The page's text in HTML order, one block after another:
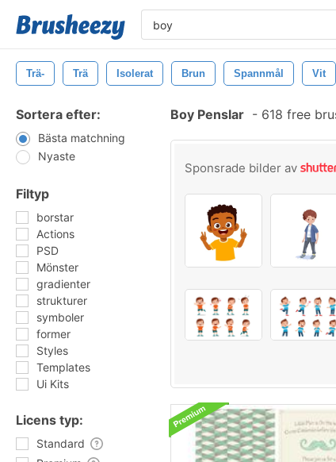
Trä- Trä Isolerat Brun Spannmål Vit
Sortera efter:
Bästa matchning
Nyaste
Filtyp
borstar
Actions
PSD
Mönster
gradienter
strukturer
symboler
former
Styles
Templates
Ui Kits
Licens typ:
Standard
Boy Penslar - 618 free
Sponsrade bilder av